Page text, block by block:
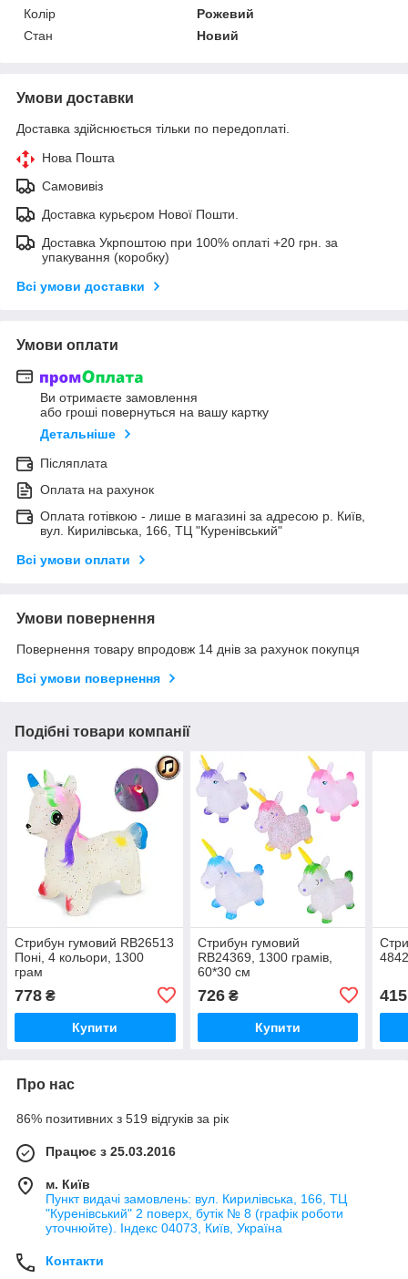
Колір
Рожевий
Стан
Новий
Умови доставки
Доставка здійснюється тільки по передоплаті.
Нова Пошта
Самовивіз
Доставка курьєром Нової Пошти.
Доставка Укрпоштою при 100% оплаті +20 грн. за
упакування (коробку)
Всі умови доставки
Умови оплати
Ви отримаєте замовлення
або гроші повернуться на вашу картку
Детальніше
Післяплата
Оплата на рахунок
Оплата готівкою - лише в магазині за адресою р. Київ,
вул. Кирилівська, 166, ТЦ "Куренівський"
Всі умови оплати
Умови повернення
Повернення товару впродовж 14 днів за рахунок покупця
Всі умови повернення
Подібні товари компанії
Стрибун гумовий RB26513
Поні, 4 кольори, 1300
грам
778 ₴
Купити
Стрибун гумовий
RB24369, 1300 грамів,
60*30 см
726₴
Купити
415
Про нас
86% позитивних з 519 відгуків за рік
Працює з 25.03.2016
м. Київ
Пункт видачі замовлень: вул. Кирилівська, 166, ТЦ
"Куренівський" 2 поверх, бутік № 8 (графік роботи
уточнюйте). Індекс 04073, Київ, Україна
Контакти